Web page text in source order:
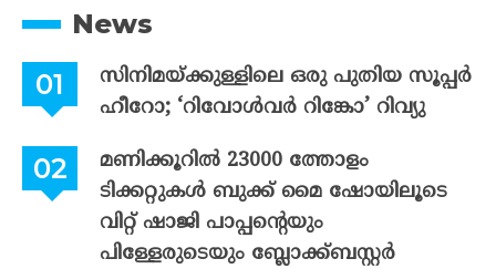
News
സിനിമയ്ക്കുള്ളിലെ ഒരു പുതിയ സൂപ്പർ
ഹീറോ; ‘റിവോൾവർ റിങ്കോ’ റിവ്യു
മണിക്കൂറിൽ 23000 ത്തോളം
ടിക്കറ്റുകൾ ബുക്ക് മൈ ഷോയിലൂടെ
വിറ്റ് ഷാജി പാപ്പന്റെയും
പിള്ളേരുടെയും ബ്ലോക്ക്ബസ്റ്റർ